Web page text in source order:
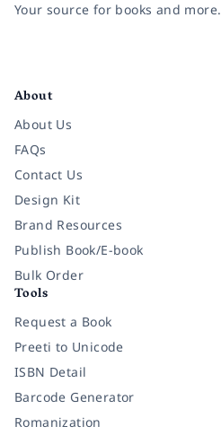
Your source for books and more.
About
About Us
FAQs
Contact Us
Design Kit
Brand Resources
Publish Book/E-book
Bulk Order
Tools
Request a Book
Preeti to Unicode
ISBN Detail
Barcode Generator
Romanization